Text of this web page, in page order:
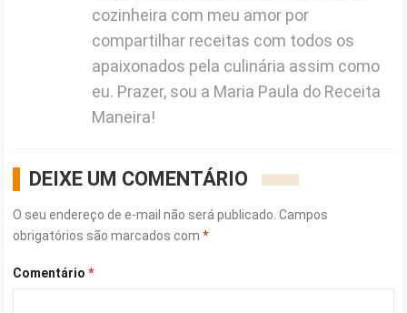
cozinheira com meu amor por
compartilhar receitas com todos os
apaixonados pela culinária assim como
eu. Prazer, sou a Maria Paula do Receita
Maneira!
DEIXE UM COMENTÁRIO
O seu endereço de e-mail não será publicado. Campos
obrigatórios são marcados com*
Comentário*